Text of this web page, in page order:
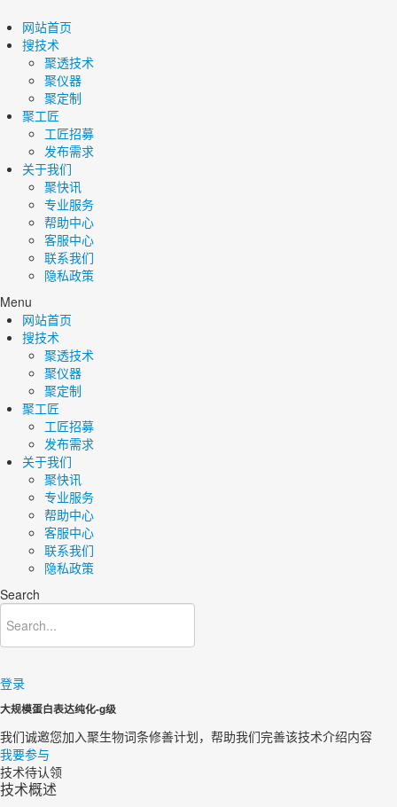
网站首页
搜技术
聚透技术
聚仪器
聚定制
聚工匠
工匠招募
发布需求
关于我们
聚快讯
专业服务
帮助中心
客服中心
联系我们
隐私政策
Menu
网站首页
搜技术
聚透技术
聚仪器
聚定制
聚工匠
工匠招募
发布需求
关于我们
聚快讯
专业服务
帮助中心
客服中心
联系我们
隐私政策
Search
登录
大规模蛋白表达纯化-g级
我们诚邀您加入聚生物词条修善计划，帮助我们完善该技术介绍内容​
我要参与
技术待认领
技术概述